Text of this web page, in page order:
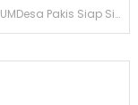
Forum BUMDesa Pakis Siap Sinergikan BUMDesa dan Koperasi Desa Merah Putih